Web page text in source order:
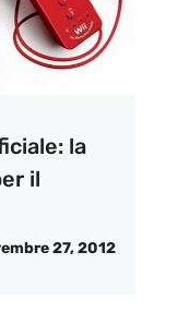
la
il
27, 2012